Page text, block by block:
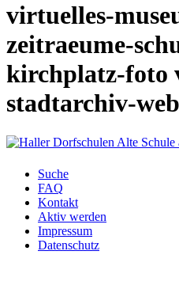
virtuelles-
zeitraeume-
kirchplatz-foto
stadtarchiv-web
Suche
FAQ
Kontakt
Aktiv werden
Impressum
Datenschutz